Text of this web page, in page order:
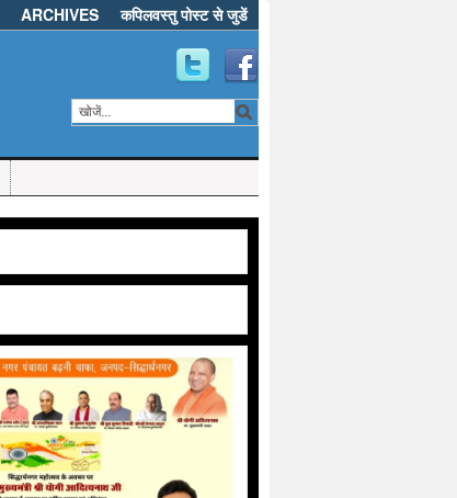
ARCHIVES कपिलवस्तु पोस्ट से जुडें